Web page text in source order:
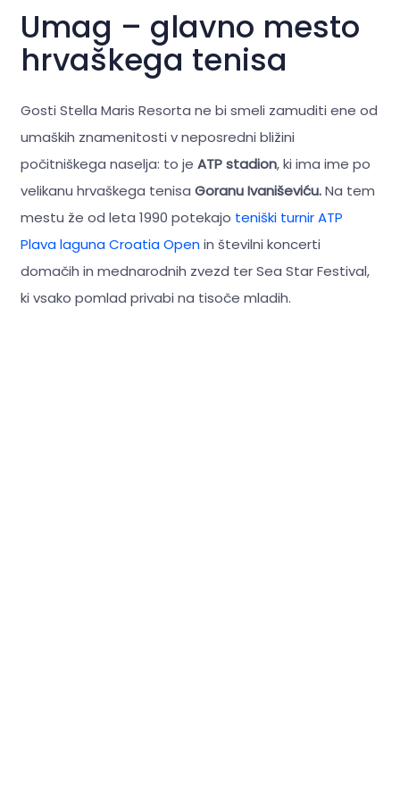
Umag – glavno mesto
hrvaškega tenisa
Gosti Stella Maris Resorta ne bi smeli zamuditi ene od
umaških znamenitosti v neposredni bližini
počitniškega naselja: to je ATP stadion, ki ima ime po
velikanu hrvaškega tenisa Goranu Ivaniševiću.Na tem
mestu že od leta 1990 potekajo teniški turnir ATP
Plava laguna Croatia Openin številni koncerti
domačih in mednarodnih zvezd ter Sea Star Festival,
ki vsako pomlad privabi na tisoče mladih.